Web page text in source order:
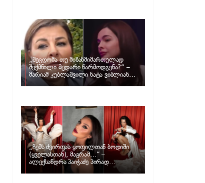
„შეცდომა თუ მიზანმიმართულად
შექმნილი მცდარი წარმოდგენა?“ –
მარიამ კუბლაშვილი ნატა ვიბლიანის
საქმეზე ვიდეომიმართვას ავრცელებს
„ჩემს ძვირფას ყოფილთან ბოდიში
(ყველასთან), მაგრამ…“ –
ალექსანდრა პაიჭაძე პირად